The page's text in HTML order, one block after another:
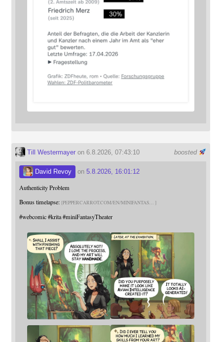
boosted
Till Westermayeron 6.8.2026, 07:43:10
David Revoy on 5.8.2026, 16:01:12
Authenticity Problem
Bonus timelapse: PEPPERCARROT.COM/EN/MINIFANTAS
#webcomic #krita #miniFantasyTheater